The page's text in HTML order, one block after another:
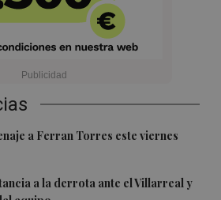
a Ferran Torres este viernes
a la derrota ante el Villarreal y